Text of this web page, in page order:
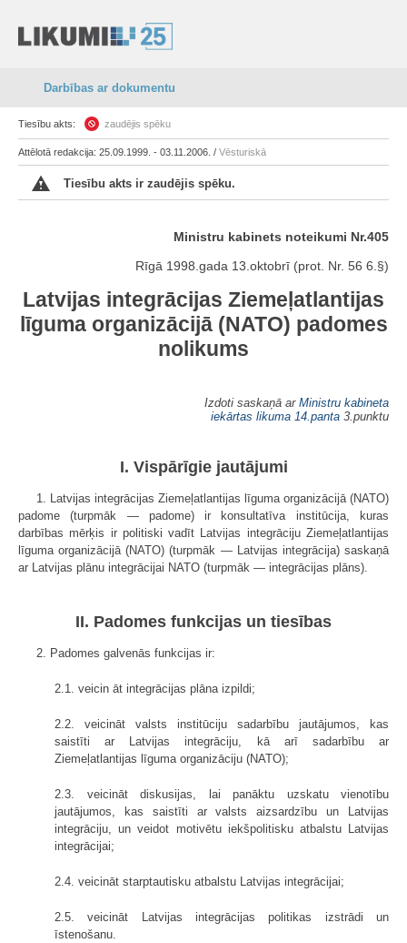
Darbības ar dokumentu
Tiesību akts: zaudējis spēku
Attēlotā redakcija: 25.09.1999. - 03.11.2006. / Vēsturiskā
Tiesību akts ir zaudējis spēku.
Ministru kabinets noteikumi Nr.405
Rīgā 1998.gada 13.oktobrī (prot. Nr. 56 6.§)
Latvijas integrācijas Ziemeļatlantijas
līguma organizācijā (NATO) padomes
nolikums
Izdoti saskaņā ar Ministru kabineta
iekārtas likuma 14.panta 3.punktu
I. Vispārīgie jautājumi
1. Latvijas integrācijas Ziemeļatlantijas līguma organizācijā (NATO)
padome (turpmāk — padome) ir konsultatīva institūcija, kuras
darbības mērķis ir politiski vadīt Latvijas integrāciju Ziemeļatlantijas
līguma organizācijā (NATO) (turpmāk — Latvijas integrācija) saskaņā
ar Latvijas plānu integrācijai NATO (turpmāk — integrācijas plāns).
II. Padomes funkcijas un tiesības
2. Padomes galvenās funkcijas ir:
2.1. veicin āt integrācijas plāna izpildi;
2.2. veicināt valsts institūciju sadarbību jautājumos, kas
saistīti ar Latvijas integrāciju, kā arī sadarbību ar
Ziemeļatlantijas līguma organizāciju (NATO);
2.3. veicināt diskusijas, lai panāktu uzskatu vienotību
jautājumos, kas saistīti ar valsts aizsardzību un Latvijas
integrāciju, un veidot motivētu iekšpolitisku atbalstu Latvijas
integrācijai;
2.4. veicināt starptautisku atbalstu Latvijas integrācijai;
2.5. veicināt Latvijas integrācijas politikas izstrādi un
īstenošanu.